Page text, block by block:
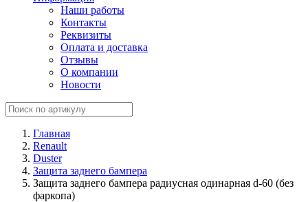
Наши работы
Контакты
Реквизиты
Оплата и доставка
Отзывы
О компании
Новости
Главная
Renault
Duster
Защита заднего бампера
Защита заднего бампера радиусная одинарная d-60 (без
фаркопа)